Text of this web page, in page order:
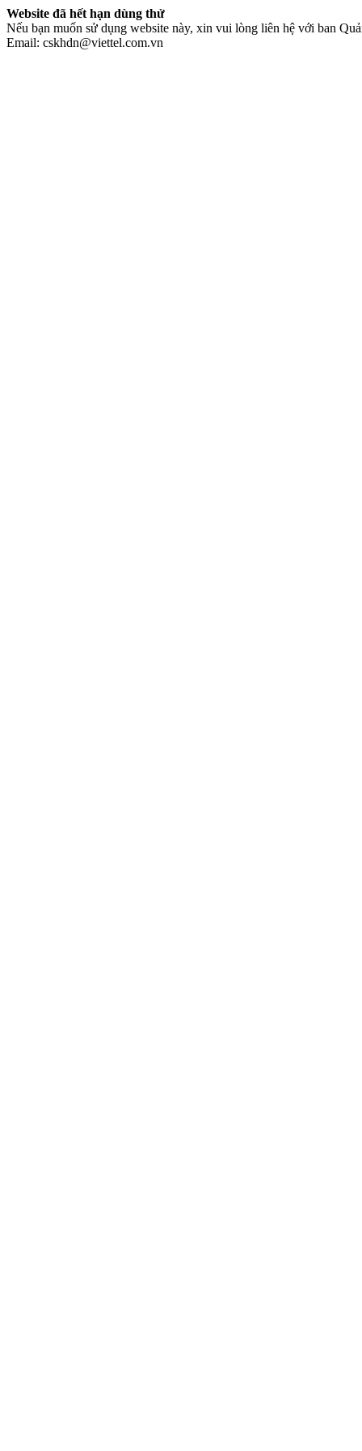
Website đã hết hạn dùng thử
Nếu bạn muốn sử dụng website này, xin vui lòng liên hệ với ban
Email: cskhdn@viettel.com.vn